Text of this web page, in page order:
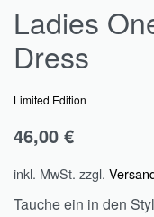
Ladies
Dress
Limited Edition
46,00 €
inkl. MwSt. zzgl.
Tauche ein in den